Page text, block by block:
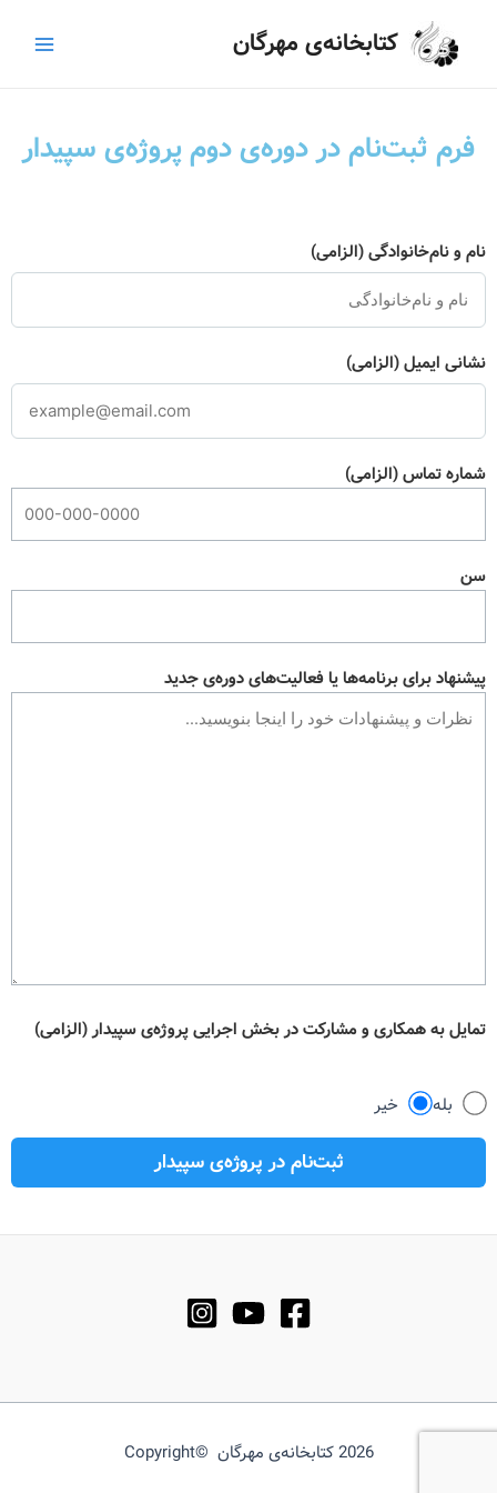
کتابخانه‌ی مهرگان
Menu
فرم ثبت‌نام در دوره‌ی دوم پروژه‌ی سپیدار
نام و نام‌خانوادگی (الزامی)
نشانی ایمیل (الزامی)
شماره تماس (الزامی)
سن
پیشنهاد برای برنامه‌ها یا فعالیت‌های دوره‌ی جدید
تمایل به همکاری و مشارکت در بخش اجرایی پروژه‌ی سپیدار (الزامی)
بله خیر
2026 کتابخانه‌ی مهرگان ©Copyright